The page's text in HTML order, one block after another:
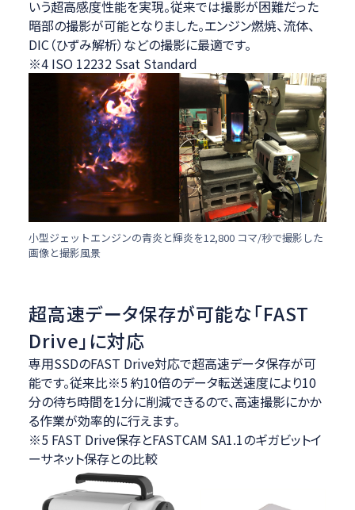
いう超高感度性能を実現。従来では撮影が困難だった
暗部の撮影が可能となりました。エンジン燃焼、流体、
DIC（ひずみ解析）などの撮影に最適です。
※4 ISO 12232 Ssat Standard
小型ジェットエンジンの青炎と輝炎を12,800 コマ/秒で撮影した
画像と撮影風景
超高速データ保存が可能な「FAST
Drive」に対応
専用SSDのFAST Drive対応で超高速データ保存が可
能です。従来比※5 約10倍のデータ転送速度により10
分の待ち時間を1分に削減できるので、高速撮影にかか
る作業が効率的に行えます。
※5 FAST Drive保存とFASTCAM SA1.1のギガビットイ
ーサネット保存との比較